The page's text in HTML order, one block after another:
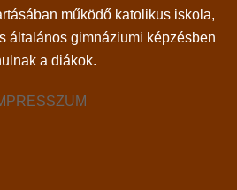
működő katolikus iskola,
általános gimnáziumi képzésben
a diákok.